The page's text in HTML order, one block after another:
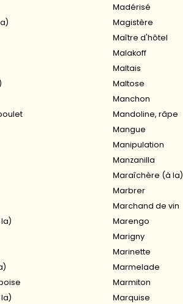
Madérisé
Magistère
Maître d'hôtel
Malakoff
Maltais
Maltose
Manchon
Mandoline, râpe
Mangue
Manipulation
Manzanilla
Maraîchère (à la)
Marbrer
Marchand de vin
Marengo
Marigny
Marinette
Marmelade
Marmiton
Marquise